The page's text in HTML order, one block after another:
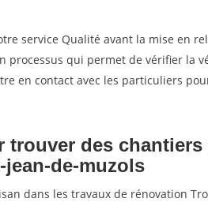
service Qualité avant la mise en
processus qui permet de vérifier la
en contact avec les particuliers
trouver des chantiers
de-muzols
dans les travaux de rénovation